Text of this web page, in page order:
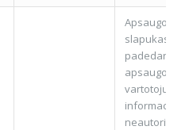
Apsaugos
slapukas
padedantis
apsaugoti
vartotojų
informaciją